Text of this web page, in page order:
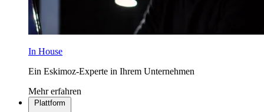
In House
Ein Eskimoz-Experte in Ihrem Unternehmen
Mehr erfahren
Plattform